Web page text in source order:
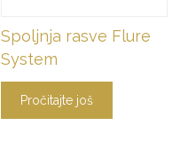
Spoljnja rasve Flure
System
Pročitajte još